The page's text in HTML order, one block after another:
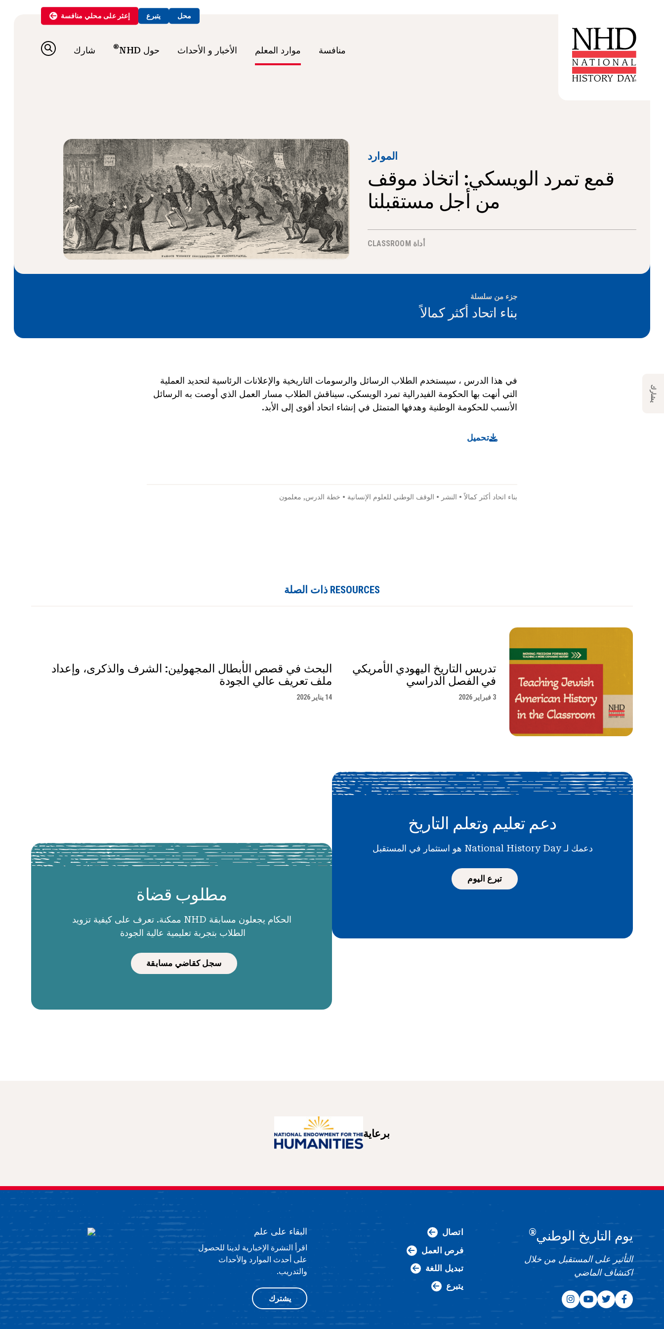
محل يتبرع إعثر على محلي منافسة
منافسة موارد المعلم الأخبار و الأحداث حول NHD ® شارك
الموارد
قمع تمرد الويسكي: اتخاذ موقف
من أجل مستقبلنا
أداة CLASSROOM
جزء من سلسلة
بناء اتحاد أكثر كمالاً
في هذا الدرس ، سيستخدم الطلاب الرسائل والرسومات التاريخية والإعلانات الرئاسية لتحديد العملية
التي أنهت بها الحكومة الفيدرالية تمرد الويسكي. سيناقش الطلاب مسار العمل الذي أوصت به الرسائل
الأنسب للحكومة الوطنية وهدفها المتمثل في إنشاء اتحاد أقوى إلى الأبد.
تحميل
بناء اتحاد أكثر كمالاً• النشر • الوقف الوطني للعلوم الإنسانية • خطة الدرس, معلمون
يشارك
RESOURCES ذات الصلة
تدريس التاريخ اليهودي الأمريكي
في الفصل الدراسي
3 فبراير 2026
البحث في قصص الأبطال المجهولين: الشرف والذكرى، وإعداد
ملف تعريف عالي الجودة
14 يناير 2026
دعم تعليم وتعلم التاريخ
دعمك لـ National History Day هو استثمار في المستقبل
تبرع اليوم
مطلوب قضاة
الحكام يجعلون مسابقة NHD ممكنة. تعرف على كيفية تزويد
الطلاب بتجربة تعليمية عالية الجودة
سجل كقاضي مسابقة
برعاية
يوم التاريخ الوطني®
التأثير على المستقبل من خلال
اكتشاف الماضي
اتصال
فرص العمل
تبديل اللغة
يتبرع
البقاء على علم
اقرأ النشرة الإخبارية لدينا للحصول
على أحدث الموارد والأحداث
والتدريب.
يشترك